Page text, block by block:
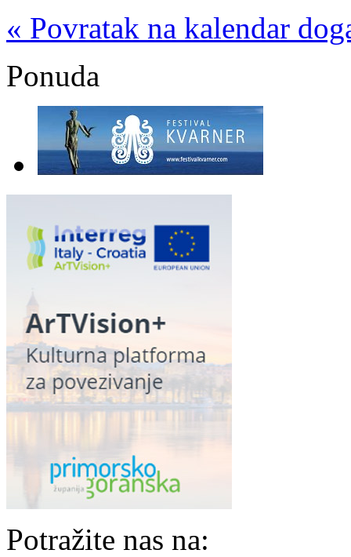
« Povratak na kalendar
Ponuda
Potražite nas na: